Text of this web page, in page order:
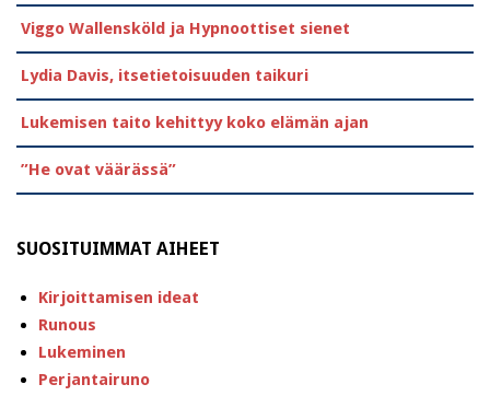
Viggo Wallensköld ja Hypnoottiset sienet
Lydia Davis, itsetietoisuuden taikuri
Lukemisen taito kehittyy koko elämän ajan
”He ovat väärässä”
SUOSITUIMMAT AIHEET
Kirjoittamisen ideat
Runous
Lukeminen
Perjantairuno